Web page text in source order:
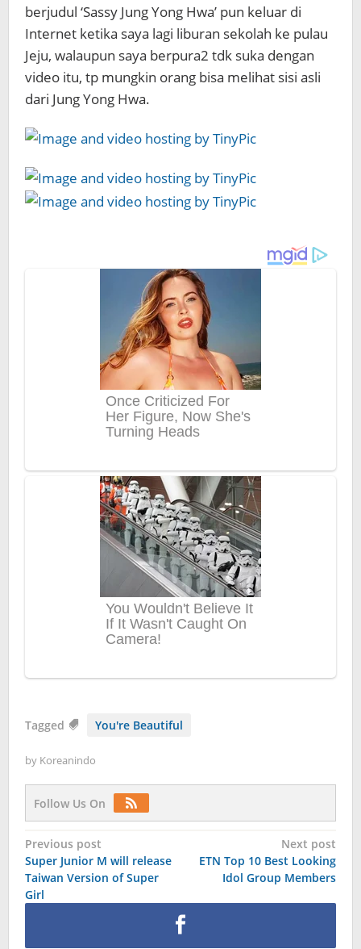
berjudul ‘Sassy Jung Yong Hwa’ pun keluar di
Internet ketika saya lagi liburan sekolah ke pulau
Jeju, walaupun saya berpura2 tdk suka dengan
video itu, tp mungkin orang bisa melihat sisi asli
dari Jung Yong Hwa.
Tagged You're Beautiful
by Koreanindo
Follow Us On
Post
navigation
Previous post
Super Junior M will release
Taiwan Version of Super
Girl
Next post
ETN Top 10 Best Looking
Idol Group Members